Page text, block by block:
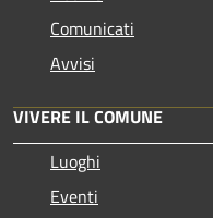
Comunicati
Avvisi
VIVERE IL COMUNE
Luoghi
Eventi